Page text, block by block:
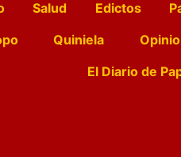
Salud Edictos
Quiniela
El Diario de